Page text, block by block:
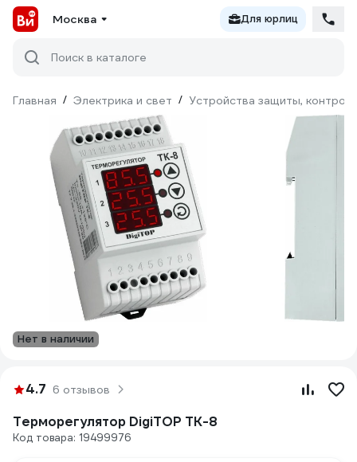
Москва Для юрлиц
Поиск в каталоге
Главная / Электрика и свет / Устройства защиты,
Нет в наличии
4.7 6 отзывов
Терморегулятор DigiTOP ТК-8
Код товара: 19499976